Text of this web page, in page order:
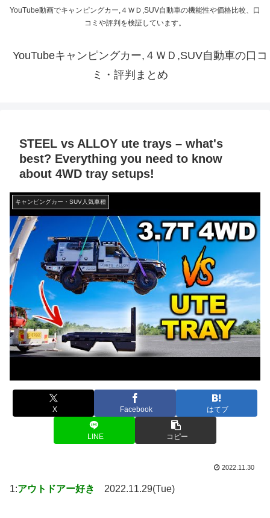
YouTube動画でキャンピングカー,４ＷＤ,SUV自動車の機能性や価格比較、口
コミや評判を検証しています。
YouTubeキャンピングカー,４ＷＤ,SUV自動車の口コ
ミ・評判まとめ
STEEL vs ALLOY ute trays – what's
best? Everything you need to know
about 4WD tray setups!
キャンピングカー・SUV人気車種
X Facebook はてブ
LINE コピー
2022.11.30
1:アウトドアー好き 2022.11.29(Tue)